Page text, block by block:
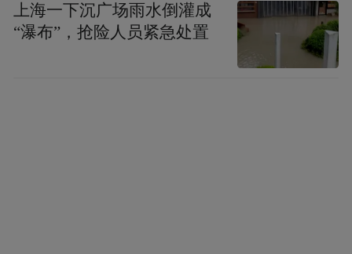
上海一下沉广场雨水倒灌成
“瀑布”，抢险人员紧急处置